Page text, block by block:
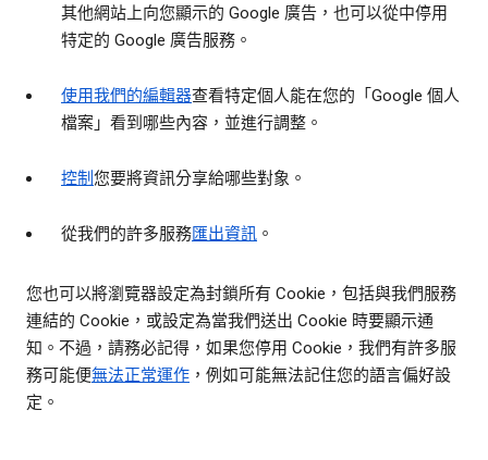
其他網站上向您顯示的 Google 廣告，也可以從中停用
特定的 Google 廣告服務。
使用我們的編輯器查看特定個人能在您的「Google 個人
檔案」看到哪些內容，並進行調整。
控制您要將資訊分享給哪些對象。
從我們的許多服務匯出資訊 。
您也可以將瀏覽器設定為封鎖所有 Cookie，包括與我們服務
連結的 Cookie，或設定為當我們送出 Cookie 時要顯示通
知。不過，請務必記得，如果您停用 Cookie，我們有許多服
務可能便無法正常運作 ，例如可能無法記住您的語言偏好設
定。